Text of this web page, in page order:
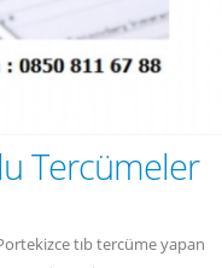
Tercümeler
tıb tercüme yapan